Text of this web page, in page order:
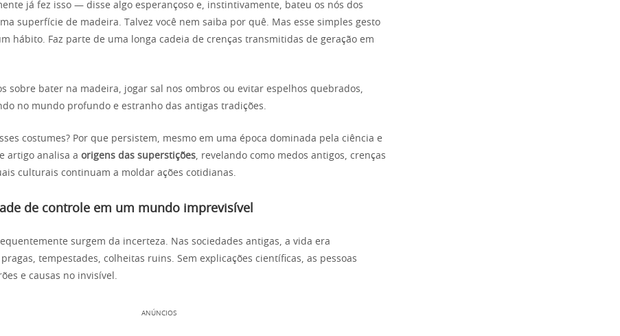
já fez isso — disse algo esperançoso e, instintivamente, bateu os nós dos
superfície de madeira. Talvez você nem saiba por quê. Mas esse simples gesto
hábito. Faz parte de uma longa cadeia de crenças transmitidas de geração em
sobre bater na madeira, jogar sal nos ombros ou evitar espelhos quebrados,
no mundo profundo e estranho das antigas tradições.
costumes? Por que persistem, mesmo em uma época dominada pela ciência e
artigo analisa a origens das superstições, revelando como medos antigos, crenças
culturais continuam a moldar ações cotidianas.
de controle em um mundo imprevisível
surgem da incerteza. Nas sociedades antigas, a vida era
tempestades, colheitas ruins. Sem explicações científicas, as pessoas
e causas no invisível.
ANÚNCIOS